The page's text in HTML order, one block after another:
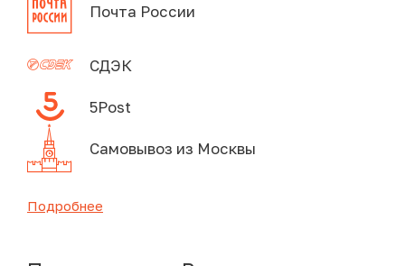
Почта России
СДЭК
5Post
Самовывоз из Москвы
Подробнее